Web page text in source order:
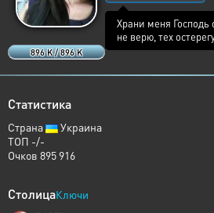
896 K / 896 K
Храни меня Господь
не верю, тех
Статистика
Страна
Украина
ТОП -/-
Очков 895 916
СтолицаКлючи